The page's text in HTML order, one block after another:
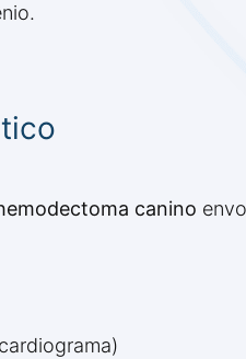
canino